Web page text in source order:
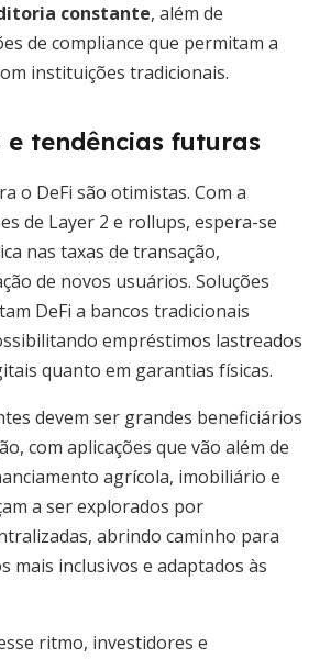
constante, além de
de compliance que permitam a
instituições tradicionais.
e tendências futuras
o DeFi são otimistas. Com a
de Layer 2 e rollups, espera-se
nas taxas de transação,
de novos usuários. Soluções
DeFi a bancos tradicionais
empréstimos lastreados
quanto em garantias físicas.
devem ser grandes beneficiários
com aplicações que vão além de
agrícola, imobiliário e
a ser explorados por
abrindo caminho para
mais inclusivos e adaptados às
ritmo, investidores e